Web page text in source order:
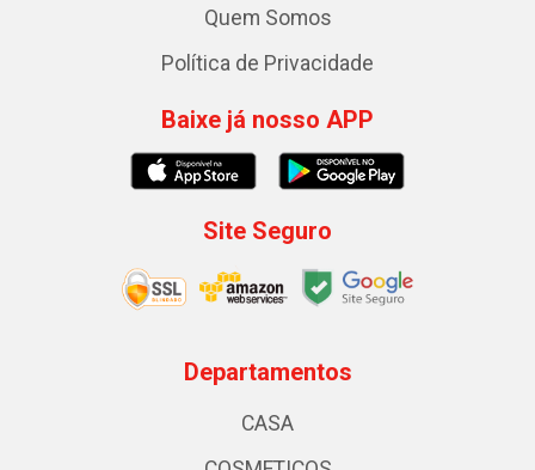
Quem Somos
Política de Privacidade
Baixe já nosso APP
Site Seguro
Departamentos
CASA